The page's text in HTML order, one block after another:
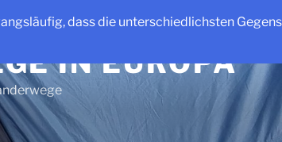
dass die unterschiedlichsten
IN EUROPA